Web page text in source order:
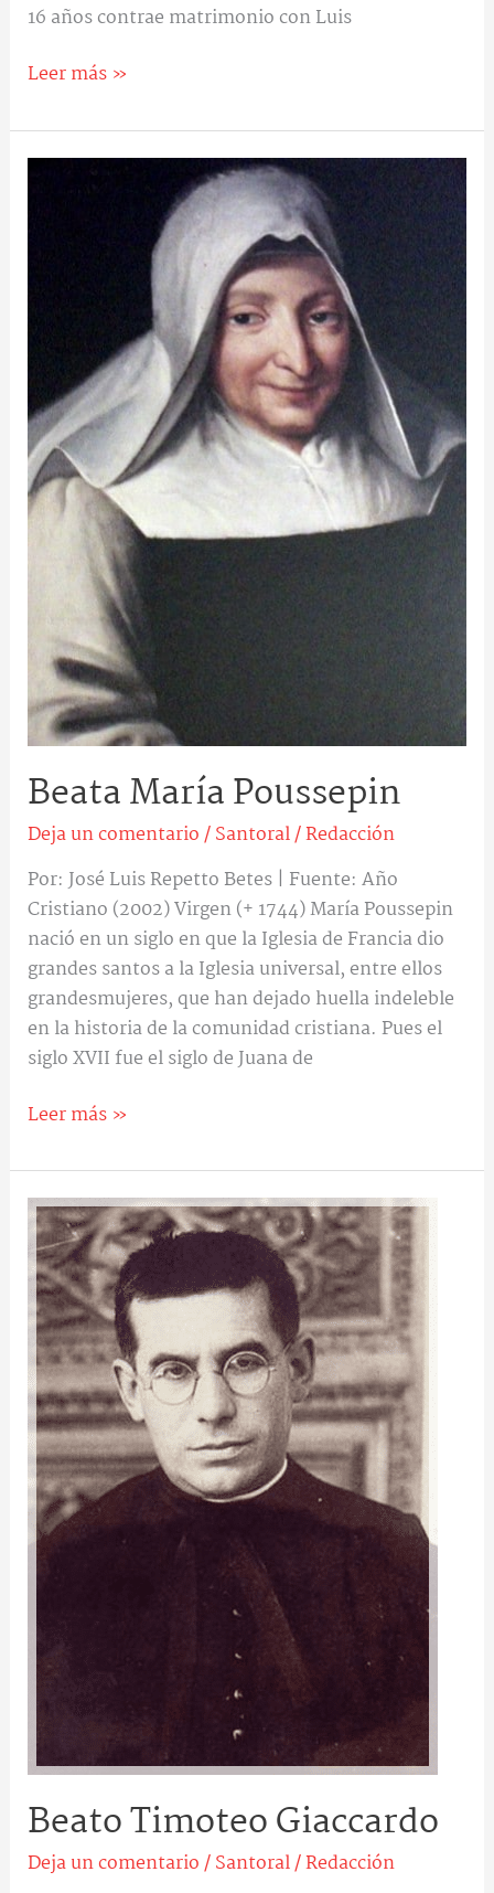
16 años contrae matrimonio con Luis
Leer más »
Beata María Poussepin
Deja un comentario/Santoral/Redacción
Por: José Luis Repetto Betes | Fuente: Año
Cristiano (2002) Virgen (+ 1744) María Poussepin
nació en un siglo en que la Iglesia de Francia dio
grandes santos a la Iglesia universal, entre ellos
grandesmujeres, que han dejado huella indeleble
en la historia de la comunidad cristiana. Pues el
siglo XVII fue el siglo de Juana de
Leer más »
Beato Timoteo Giaccardo
Deja un comentario/Santoral/Redacción
Beato
Timoteo
Giaccardo